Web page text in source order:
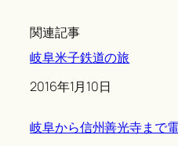
関連記事
岐阜米子鉄道の旅
Date
2016年1月10日
岐阜から信州善光寺まで